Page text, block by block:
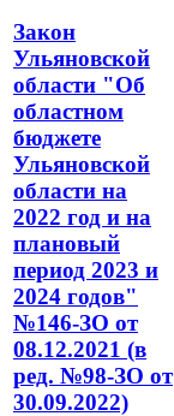
Закон
Ульяновской
области "Об
областном
бюджете
Ульяновской
области на
2022 год и на
плановый
период 2023 и
2024 годов"
№146-ЗО от
08.12.2021 (в
ред. №98-ЗО от
30.09.2022)